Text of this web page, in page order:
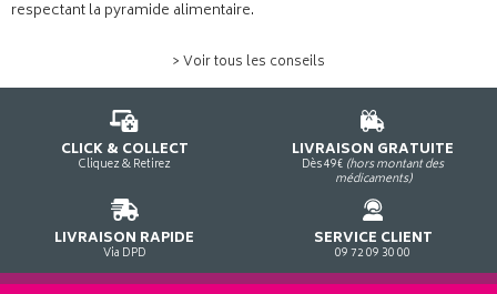
respectant la pyramide alimentaire.
> Voir tous les conseils
CLICK & COLLECT
Cliquez & Retirez
LIVRAISON GRATUITE
Dès 49€ (hors montant des
médicaments)
LIVRAISON RAPIDE
Via DPD
SERVICE CLIENT
09 72 09 30 00